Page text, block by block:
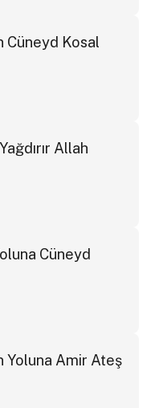
Cüneyd Kosal
Allah
Cüneyd
Yoluna Amir Ateş